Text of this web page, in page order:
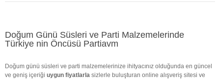
Doğum Günü Süsleri ve Parti Malzemelerinde
Türkiye nin Öncüsü Partiavm
Doğum günü süsleri ve parti malzemelerinize ihityacınız olduğunda en güncel
ve geniş içeriği uygun fiyatlarla sizlerle buluşturan online alışveriş sitesi ve